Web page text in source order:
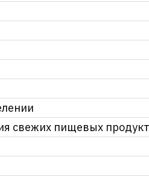
свежих пищевых